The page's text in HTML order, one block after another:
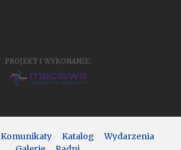
PROJEKT I WYKONANIE:
Komunikaty Katalog
Wydarzenia